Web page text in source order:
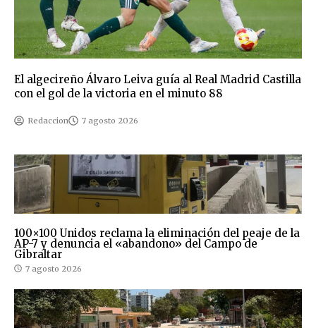
El algecireño Álvaro Leiva guía al Real Madrid Castilla
con el gol de la victoria en el minuto 88
Redaccion 7 agosto 2026
100×100 Unidos reclama la eliminación del peaje de la
AP-7 y denuncia el «abandono» del Campo de
Gibraltar
7 agosto 2026